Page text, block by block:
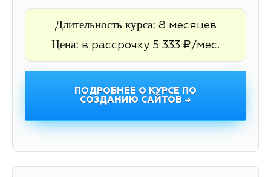
Длительность курса: 8 месяцев
Цена: в рассрочку 5 333 ₽/мес.
ПОДРОБНЕЕ О КУРСЕ ПО
СОЗДАНИЮ САЙТОВ →